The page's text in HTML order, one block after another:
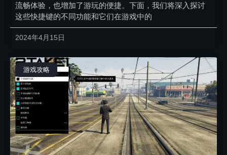
流畅体验，也增加了游玩的便捷。下面，我们将深入探讨
这些快捷键的不同功能和它们在游戏中的
2024年4月15日
游戏攻略